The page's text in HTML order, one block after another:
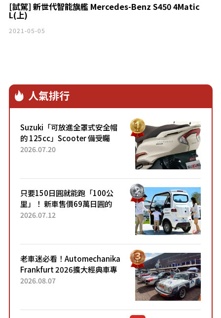
[試駕] 新世代智能旗艦 Mercedes-Benz S450 4Matic
L(上)
2021-05-05
人氣排行
Suzuki「可放進全罩式安全帽
的 125cc」Scooter 備受矚
目！採用全新流線設計與各項
2026.07.20
只要150日圓就能跑「100公
里」！ 新車售價69萬日圓的
「3人座」Trike大受歡迎！ 順
2026.07.12
老車迷必看！Automechanika
Frankfurt 2026擴大經典車專
區 1954年珍稀古董車現場修復
2026.08.07